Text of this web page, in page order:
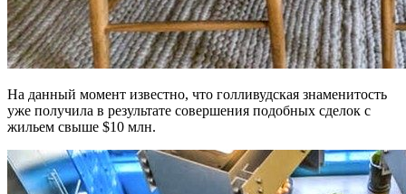
На данный момент известно, что голливудская знаменитость
уже получила в результате совершения подобных сделок с
жильем свыше $10 млн.